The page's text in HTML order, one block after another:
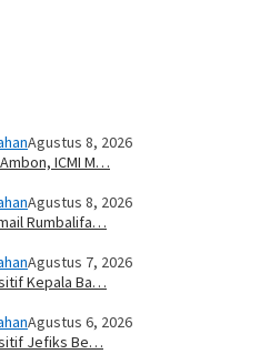
Agustus 8, 2026
ICMI M…
Agustus 8, 2026
Rumbalifa…
Agustus 7, 2026
Kepala Ba…
Agustus 6, 2026
Jefiks Be…